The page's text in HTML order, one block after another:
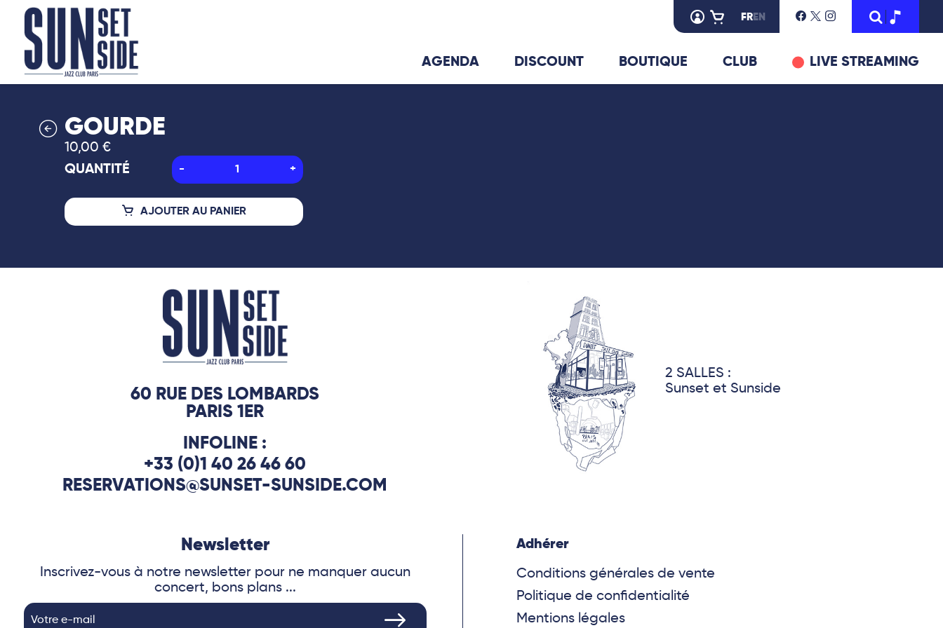
AGENDA DISCOUNT BOUTIQUE CLUB LIVE STREAMING
FR EN
GOURDE
10,00 €
QUANTITÉ
- +
AJOUTER AU PANIER
60 RUE DES LOMBARDS
PARIS 1ER
INFOLINE :
+33 (0)1 40 26 46 60
RESERVATIONS@SUNSET-SUNSIDE.COM
2 SALLES :
Sunset et Sunside
Newsletter
Inscrivez-vous à notre newsletter pour ne manquer aucun
concert, bons plans ...
Adhérer
Conditions générales de vente
Politique de confidentialité
Mentions légales